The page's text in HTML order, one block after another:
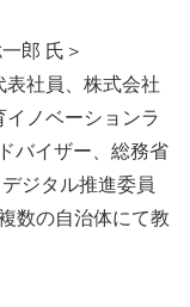
郎 氏＞
表社員、株式会社
ノベーションラ
バイザー、総務省
ジタル推進委員
数の自治体にて教